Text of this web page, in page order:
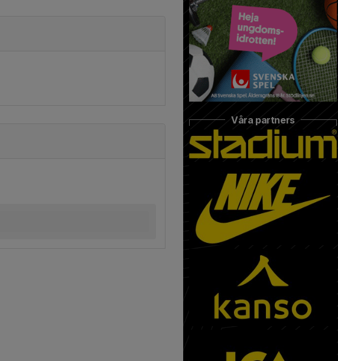
Våra partners